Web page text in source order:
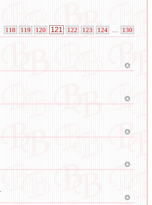
118 119 120 121 122 123 124 130